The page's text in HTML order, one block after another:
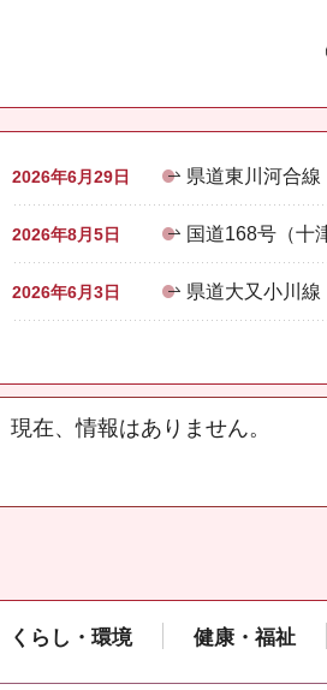
2026年6月29日 県道東川河合
2026年8月5日 国道168号（十
2026年6月3日 県道大又小川
現在、情報はありません。
くらし・環境 健康・福祉